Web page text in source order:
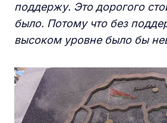
поддержу. Это дорогого
было. Потому что без
высоком уровне было бы